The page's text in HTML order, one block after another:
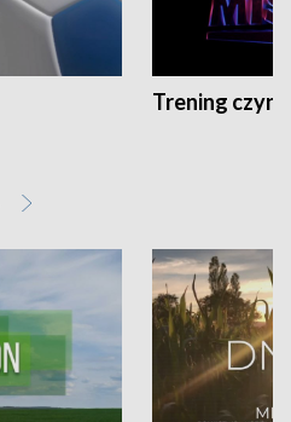
Trening czyni